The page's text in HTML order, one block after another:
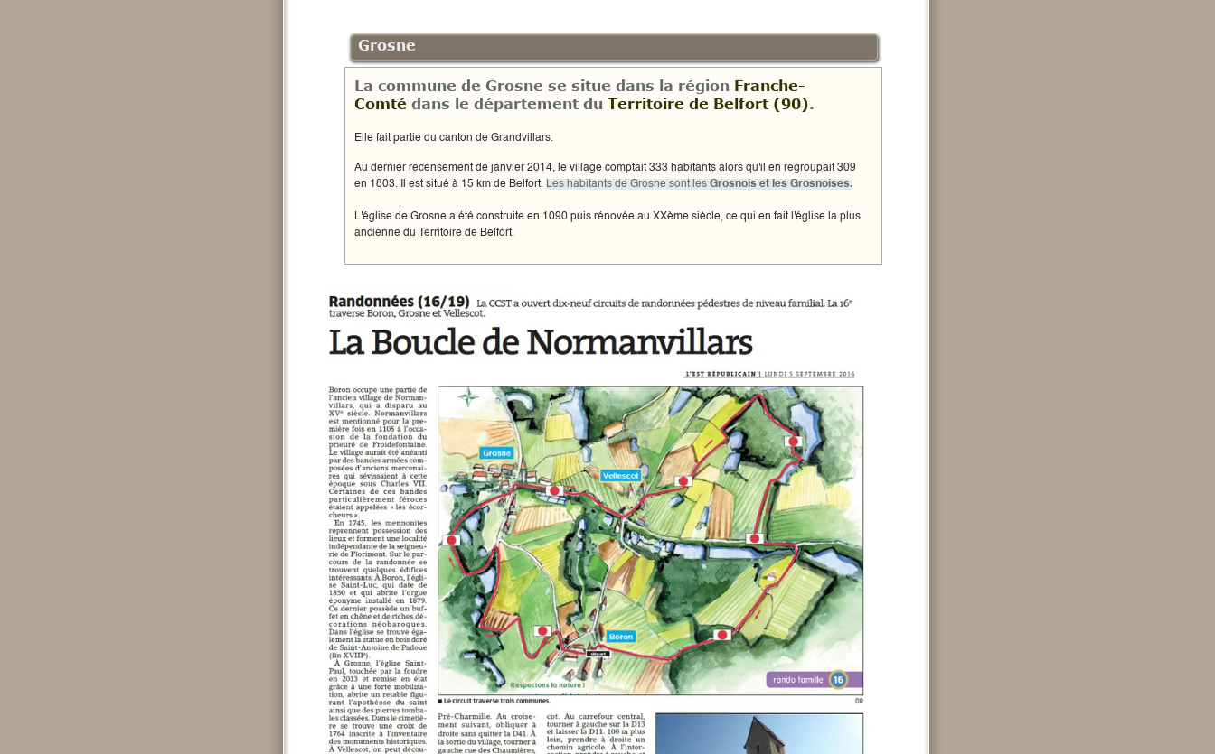
Grosne
La commune de Grosne se situe dans la région Franche-
Comté dans le département du Territoire de Belfort (90).
Elle fait partie du canton de Grandvillars.
Au dernier recensement de janvier 2014, le village comptait 333 habitants alors qu'il en regroupait 309
en 1803. Il est situé à 15 km de Belfort. Les habitants de Grosne sont les Grosnois et les Grosnoises.
L'église de Grosne a été construite en 1090 puis rénovée au XXème siècle, ce qui en fait l'église la plus
ancienne du Territoire de Belfort.